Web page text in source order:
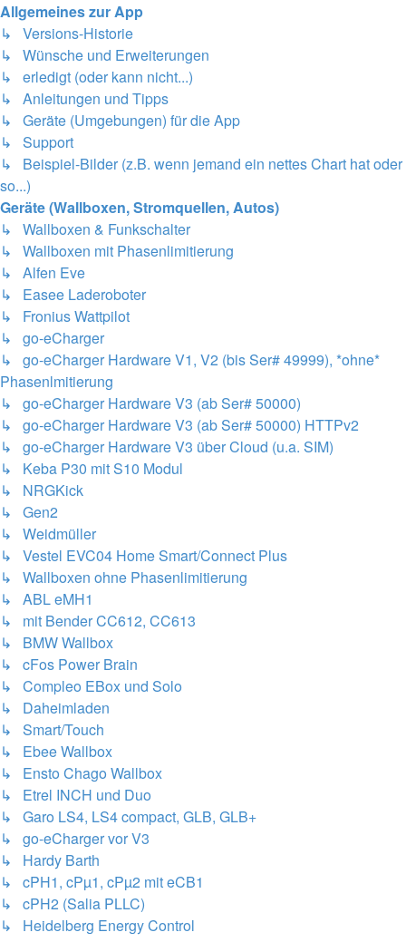
Allgemeines zur App
↳ Versions-Historie
↳ Wünsche und Erweiterungen
↳ erledigt (oder kann nicht...)
↳ Anleitungen und Tipps
↳ Geräte (Umgebungen) für die App
↳ Support
↳ Beispiel-Bilder (z.B. wenn jemand ein nettes Chart hat oder
so...)
Geräte (Wallboxen, Stromquellen, Autos)
↳ Wallboxen & Funkschalter
↳ Wallboxen mit Phasenlimitierung
↳ Alfen Eve
↳ Easee Laderoboter
↳ Fronius Wattpilot
↳ go-eCharger
↳ go-eCharger Hardware V1, V2 (bis Ser# 49999), *ohne*
Phasenlmitierung
↳ go-eCharger Hardware V3 (ab Ser# 50000)
↳ go-eCharger Hardware V3 (ab Ser# 50000) HTTPv2
↳ go-eCharger Hardware V3 über Cloud (u.a. SIM)
↳ Keba P30 mit S10 Modul
↳ NRGKick
↳ Gen2
↳ Weidmüller
↳ Vestel EVC04 Home Smart/Connect Plus
↳ Wallboxen ohne Phasenlimitierung
↳ ABL eMH1
↳ mit Bender CC612, CC613
↳ BMW Wallbox
↳ cFos Power Brain
↳ Compleo EBox und Solo
↳ Daheimladen
↳ Smart/Touch
↳ Ebee Wallbox
↳ Ensto Chago Wallbox
↳ Etrel INCH und Duo
↳ Garo LS4, LS4 compact, GLB, GLB+
↳ go-eCharger vor V3
↳ Hardy Barth
↳ cPH1, cPµ1, cPµ2 mit eCB1
↳ cPH2 (Salia PLLC)
↳ Heidelberg Energy Control